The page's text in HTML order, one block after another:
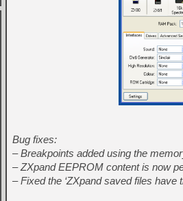
Bug fixes:
– Breakpoints added using the
– ZXpand EEPROM content is now
– Fixed the ‘ZXpand saved files have